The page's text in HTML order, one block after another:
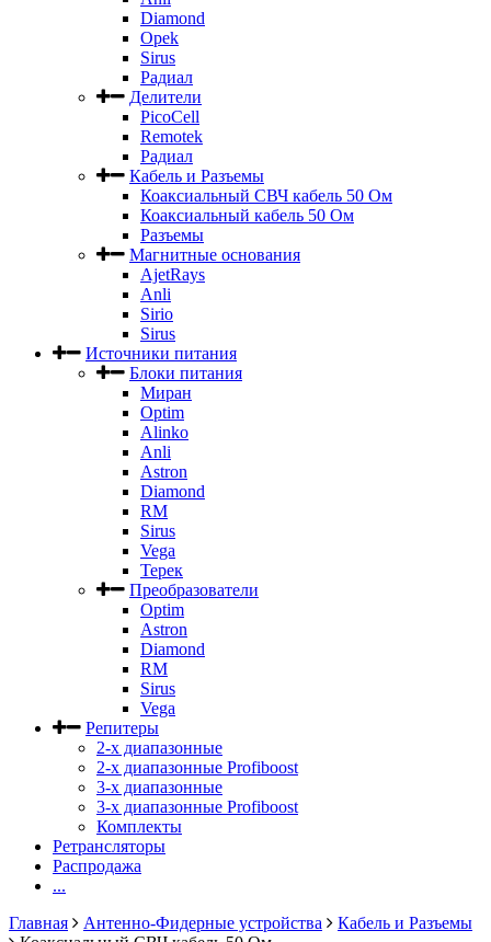
Diamond
Opek
Sirus
Радиал
Делители
PicoCell
Remotek
Радиал
Кабель и Разъемы
Коаксиальный СВЧ кабель 50 Ом
Коаксиальный кабель 50 Ом
Разъемы
Магнитные основания
AjetRays
Anli
Sirio
Sirus
Источники питания
Блоки питания
Миран
Optim
Alinko
Anli
Astron
Diamond
RM
Sirus
Vega
Терек
Преобразователи
Optim
Astron
Diamond
RM
Sirus
Vega
Репитеры
2-х диапазонные
2-х диапазонные Profiboost
3-х диапазонные
3-х диапазонные Profiboost
Комплекты
Ретрансляторы
Распродажа
...
Главная
Антенно-Фидерные устройства
Кабель и Разъемы